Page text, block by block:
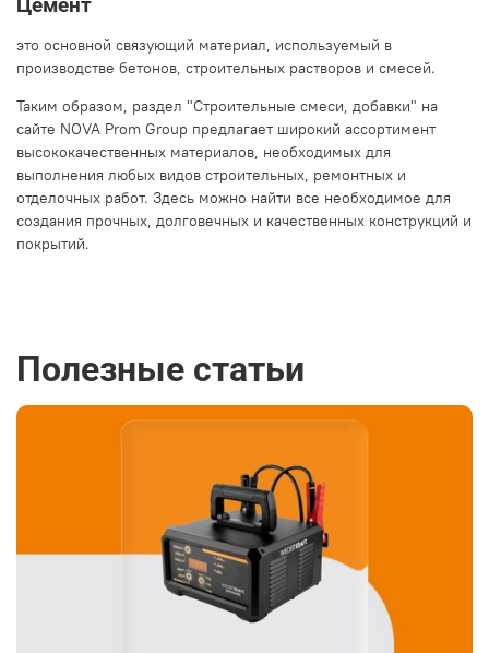
Цемент
это основной связующий материал, используемый в
производстве бетонов, строительных растворов и смесей.
Таким образом, раздел "Строительные смеси, добавки" на
сайте NOVA Prom Group предлагает широкий ассортимент
высококачественных материалов, необходимых для
выполнения любых видов строительных, ремонтных и
отделочных работ. Здесь можно найти все необходимое для
создания прочных, долговечных и качественных конструкций и
покрытий.
Полезные статьи